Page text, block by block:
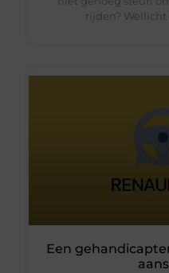
rijden?
Een